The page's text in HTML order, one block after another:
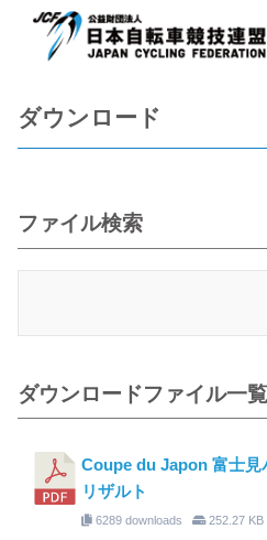
ダウンロード
ファイル検索
ダウンロードファイル一覧
Coupe du Japon 富士見
リザルト
6289 downloads 252.27 KB